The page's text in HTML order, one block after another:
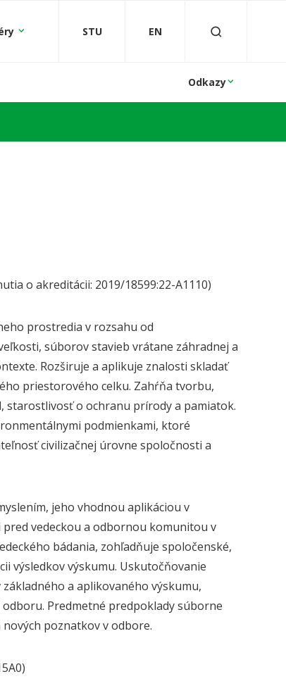
STU EN
Odkazy
o akreditácii: 2019/18599:22-A1110)
prostredia v rozsahu od
súborov stavieb vrátane záhradnej a
Rozširuje a aplikuje znalosti skladať
priestorového celku. Zahŕňa tvorbu,
starostlivosť o ochranu prírody a pamiatok.
podmienkami, ktoré
civilizačnej úrovne spoločnosti a
jeho vhodnou aplikáciou v
vedeckou a odbornou komunitou v
bádania, zohľadňuje spoločenské,
výsledkov výskumu. Uskutočňovanie
a aplikovaného výskumu,
Predmetné predpoklady súborne
poznatkov v odbore.